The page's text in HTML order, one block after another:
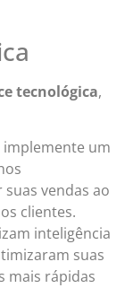
tecnológica,
um
vendas ao
clientes.
inteligência
suas
mais rápidas